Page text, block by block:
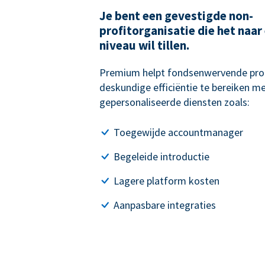
Je bent een gevestigde non-
profitorganisatie die het naar
niveau wil tillen.
Premium helpt fondsenwervende
deskundige efficiëntie te bereiken
gepersonaliseerde diensten zoals:
Toegewijde accountmanager
Begeleide introductie
Lagere platform kosten
Aanpasbare integraties